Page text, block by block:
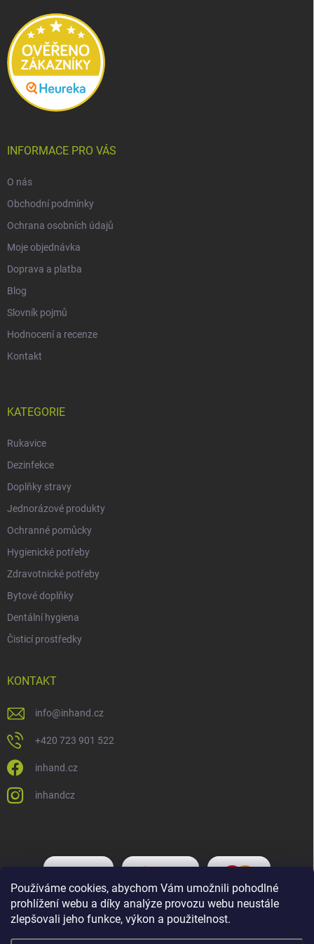
Používáme cookies, abychom Vám umožnili pohodlné
prohlížení webu a díky analýze provozu webu neustále
zlepšovali jeho funkce, výkon a použitelnost.
INFORMACE PRO VÁS
O nás
Obchodní podmínky
Ochrana osobních údajů
Moje objednávka
Doprava a platba
Blog
Slovník pojmů
Hodnocení a recenze
Kontakt
KATEGORIE
Rukavice
Dezinfekce
Doplňky stravy
Jednorázové produkty
Ochranné pomůcky
Hygienické potřeby
Zdravotnické potřeby
Bytové doplňky
Dentální hygiena
Čisticí prostředky
KONTAKT
info@inhand.cz
+420 723 901 522
inhand.cz
inhandcz